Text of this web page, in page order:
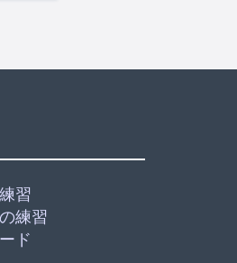
習
練習
ド